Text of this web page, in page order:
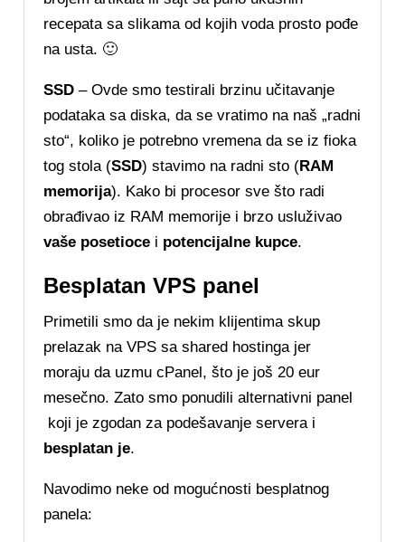
recepata sa slikama od kojih voda prosto pođe
na usta. 🙂
SSD – Ovde smo testirali brzinu učitavanje
podataka sa diska, da se vratimo na naš „radni
sto“, koliko je potrebno vremena da se iz fioka
tog stola (SSD) stavimo na radni sto (RAM
memorija). Kako bi procesor sve što radi
obrađivao iz RAM memorije i brzo usluživao
vaše posetioce i potencijalne kupce.
Besplatan VPS panel
Primetili smo da je nekim klijentima skup
prelazak na VPS sa shared hostinga jer
moraju da uzmu cPanel, što je još 20 eur
mesečno. Zato smo ponudili alternativni panel
koji je zgodan za podešavanje servera i
besplatan je.
Navodimo neke od mogućnosti besplatnog
panela: